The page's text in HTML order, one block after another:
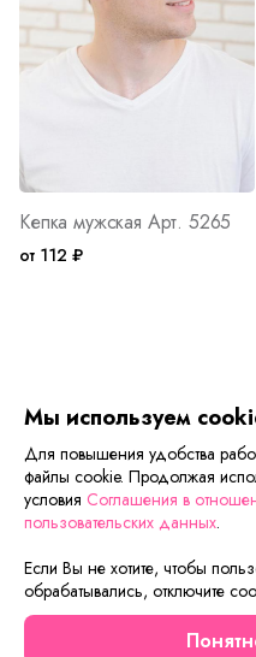
Кепка мужская Арт. 5265
от 112 ₽
Интернет-
мужские
Компания-изготовитель
для мужчин – обычные
Классические модели
размером. В составе -
комфортный в носке. Два
однотонная «олива» и
Мы используем
Для повышения удобства
файлы cookie. Продолжая
условия Соглашения в
пользовательских данных.
Если Вы не хотите, чтобы
обрабатывались, отключите